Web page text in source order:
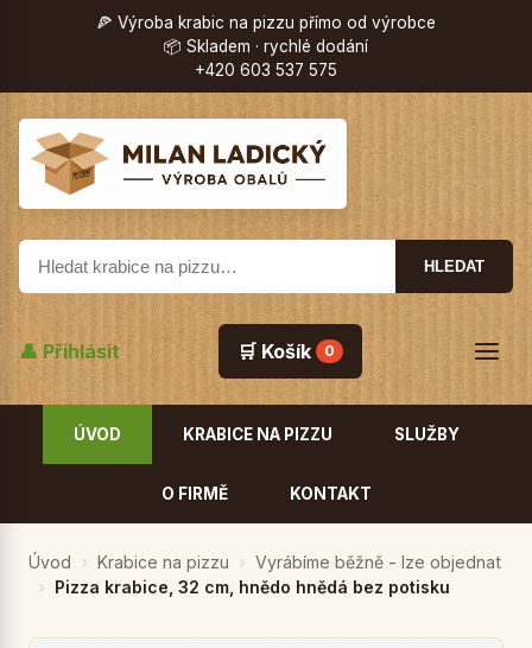
🍕 Výroba krabic na pizzu přímo od výrobce
📦 Skladem · rychlé dodání
+420 603 537 575
HLEDAT
👤 Přihlásit 🛒 Košík 0
ÚVOD KRABICE NA PIZZU SLUŽBY
O FIRMĚ KONTAKT
Úvod Krabice na pizzu
Vyrábíme běžně - lze objednat
Pizza krabice, 32 cm, hnědo hnědá bez potisku